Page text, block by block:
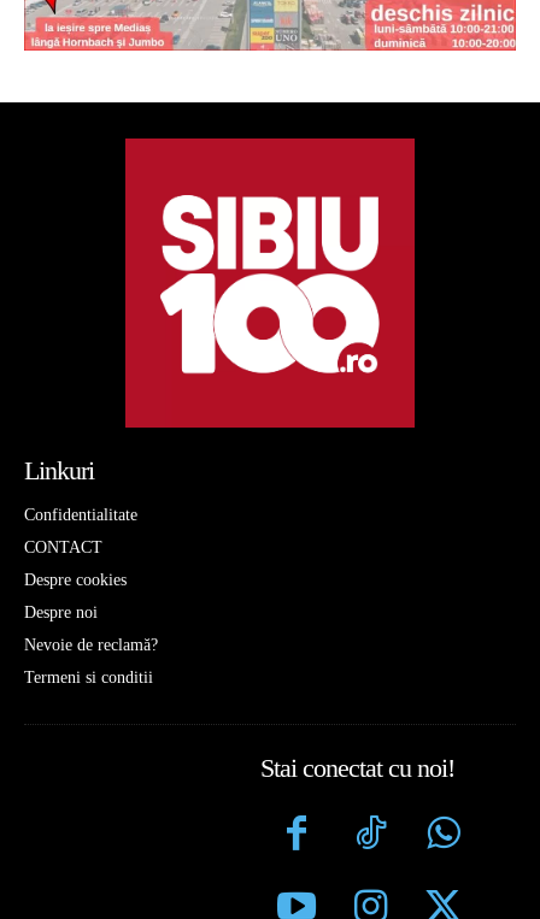
Linkuri
Confidentialitate
CONTACT
Despre cookies
Despre noi
Nevoie de reclamă?
Termeni si conditii
Stai conectat cu noi!